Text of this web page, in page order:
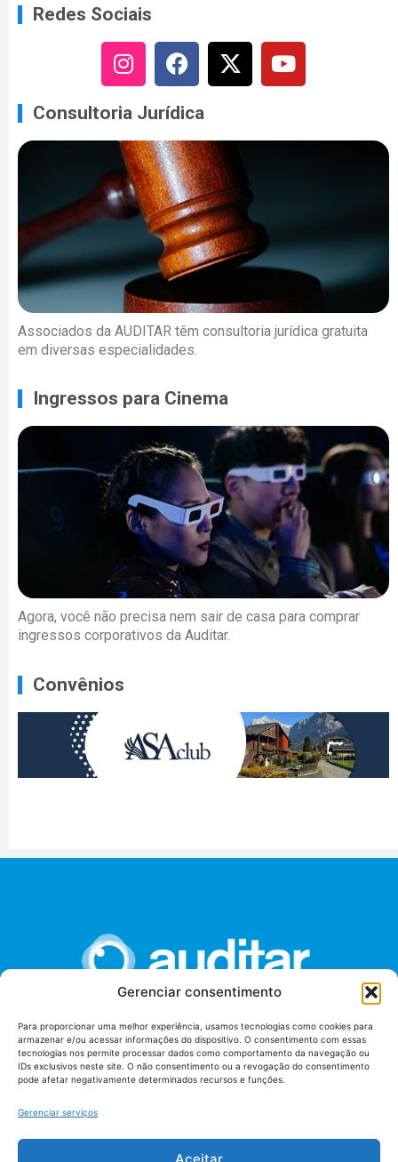
Gerenciar consentimento
Para proporcionar uma melhor experiência, usamos tecnologias como cookies para
armazenar e/ou acessar informações do dispositivo. O consentimento com essas
tecnologias nos permite processar dados como comportamento da navegação ou
IDs exclusivos neste site. O não consentimento ou a revogação do consentimento
pode afetar negativamente determinados recursos e funções.
Gerenciar serviços
Aceitar
Redes Sociais
Consultoria Jurídica
Associados da AUDITAR têm consultoria jurídica gratuita
em diversas especialidades.
Ingressos para Cinema
Agora, você não precisa nem sair de casa para comprar
ingressos corporativos da Auditar.
Convênios
União dos Auditores Federais de Controle Externo -
AUDITAR
Setor de Administração Federal Sul (SAF/Sul), Qd. 04, Lt. 01
Tribunal de Contas da União (TCU), Subsolo, Sala S04
Telefone: (61)3527-7292